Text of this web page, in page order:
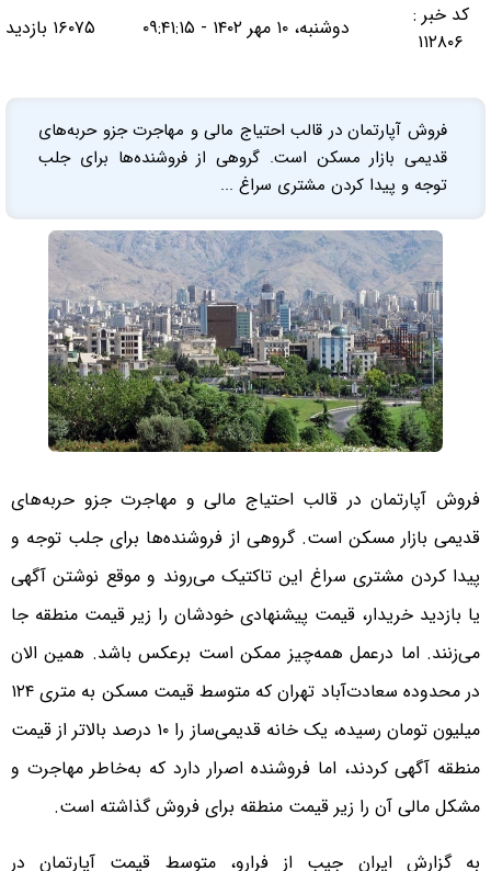
کد خبر :
۱۱۲۸۰۶
دوشنبه، ۱۰ مهر ۱۴۰۲ - ۰۹:۴۱:۱۵ ۱۶۰۷۵ بازدید
فروش آپارتمان در قالب احتیاج مالی و مهاجرت جزو حربه‌های
قدیمی بازار مسکن است. گروهی از فروشنده‌ها برای جلب
توجه و پیدا کردن مشتری سراغ ...
فروش آپارتمان در قالب احتیاج مالی و مهاجرت جزو حربه‌های
قدیمی بازار مسکن است. گروهی از فروشنده‌ها برای جلب توجه و
پیدا کردن مشتری سراغ این تاکتیک می‌روند و موقع نوشتن آگهی
یا بازدید خریدار، قیمت پیشنهادی خودشان را زیر قیمت منطقه جا
می‌زنند. اما درعمل همه‌چیز ممکن است برعکس باشد. همین الان
در محدوده سعادت‌آباد تهران که متوسط قیمت مسکن به متری ۱۲۴
میلیون تومان رسیده، یک خانه قدیمی‌ساز را ۱۰ درصد بالاتر از قیمت
منطقه آگهی کردند، اما فروشنده اصرار دارد که به‌خاطر مهاجرت و
مشکل مالی آن را زیر قیمت منطقه برای فروش گذاشته است.
به گزارش ایران جیب از فرارو، متوسط قیمت آپارتمان در